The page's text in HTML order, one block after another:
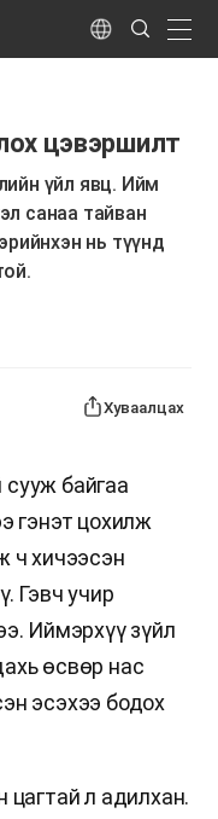
Language
Search
Submit
цэвэршилт
үйл явц. Ийм
санаа тайван
нь түүнд
Хуваалцах
байгаа
гэнэт цохилж
ч хичээсэн
Гэвч учир
Иймэрхүү зүйл
өсвөр нас
эсэхээ бодох
цагтай л адилхан.